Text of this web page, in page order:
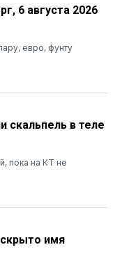
6 августа 2026
евро, фунту
скальпель в теле
пока на КТ не
имя